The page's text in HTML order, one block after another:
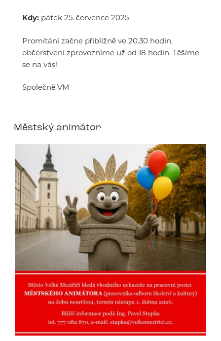
Kdy: pátek 25. července 2025
Promítání začne přibližně ve 20.30 hodin,
občerstvení zprovozníme už od 18 hodin. Těšíme
se na vás!
Společně VM
Městský animátor